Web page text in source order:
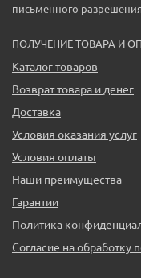
письменного
ПОЛУЧЕНИЕ ТОВАРА И
Каталог товаров
Возврат товара и денег
Доставка
Условия оказания услуг
Условия оплаты
Наши преимущества
Гарантии
Политика
Согласие на обработку